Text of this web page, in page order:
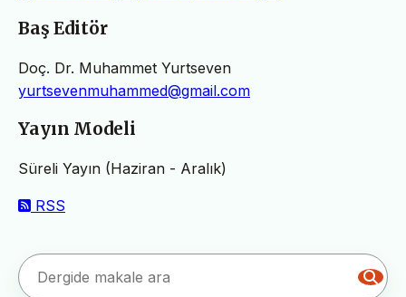
Baş Editör
Doç. Dr. Muhammet Yurtseven
yurtsevenmuhammed@gmail.com
Yayın Modeli
Süreli Yayın (Haziran - Aralık)
RSS